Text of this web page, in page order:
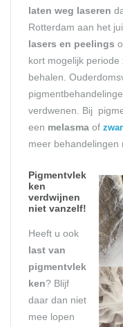
laten weg laseren
Rotterdam aan het
lasers en peelings
kort mogelijk
behalen.
verdwenen. Bij
een melasma of
meer behandelingen
Pigmentvlek
ken
verdwijnen
niet vanzelf!
Heeft u ook
last van
pigmentvlek
ken? Blijf
daar dan niet
mee lopen